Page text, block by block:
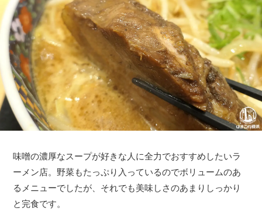
味噌の濃厚なスープが好きな人に全力でおすすめしたいラ
ーメン店。野菜もたっぷり入っているのでボリュームのあ
るメニューでしたが、それでも美味しさのあまりしっかり
と完食です。